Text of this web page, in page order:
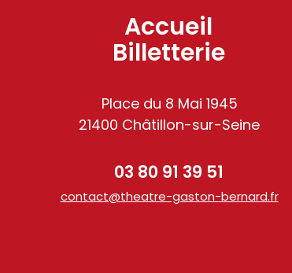
Accueil
Billetterie
Place du 8 Mai 1945
21400 Châtillon-sur-Seine
03 80 91 39 51
contact@theatre-gaston-bernard.fr